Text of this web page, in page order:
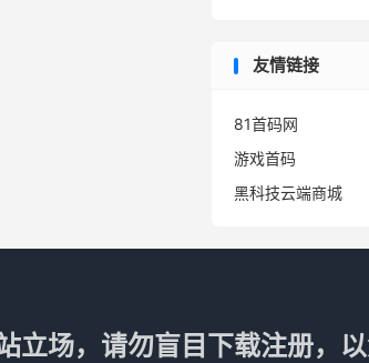
友情链接
81首码网
游戏首码
黑科技云端商城
立场，请勿盲目下载注册，